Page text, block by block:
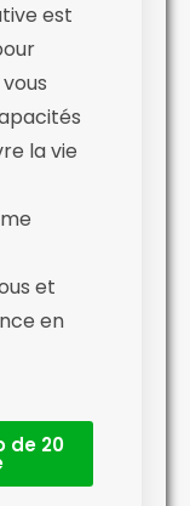
est
la vie
et
en
de 20